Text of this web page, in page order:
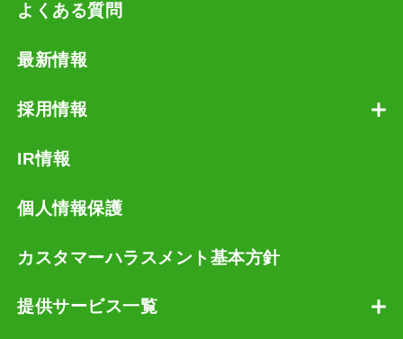
よくある質問
最新情報
採用情報
IR情報
個人情報保護
カスタマーハラスメント基本方針
提供サービス一覧